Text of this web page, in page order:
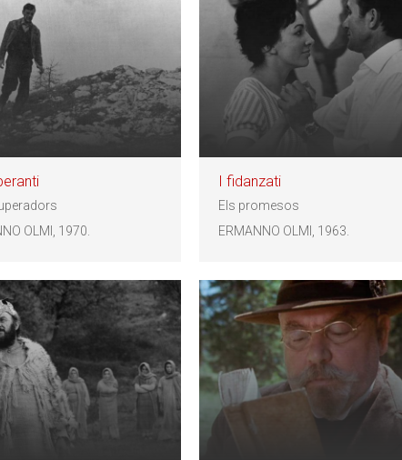
OLMI, 1970.
I fidanzati
Els promesos
ERMANNO OLMI, 1963.